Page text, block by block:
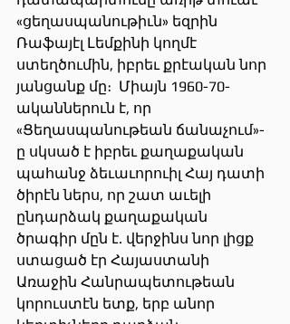
«ցեղասպանութիւն» եզրին
Ռաֆայէլ Լեմքինի կողմէ
ստեղծումին, իբրեւ քրէական նոր
յանցանք մը։  Միայն 1960-70-
ականներուն է, որ
«Ցեղասպանութեան ճանաչում»-
ը սկսած է իբրեւ քաղաքական
պահանջ ձեւաւորուիլ Հայ դատի
ծիրէն ներս, որ շատ աւելի
ընդարձակ քաղաքական
ծրագիր մըն է. վերջինս նոր լիցք
ստացած էր Հայաստանի
Առաջին Հանրապետութեան
կորուստէն ետք, երբ անոր